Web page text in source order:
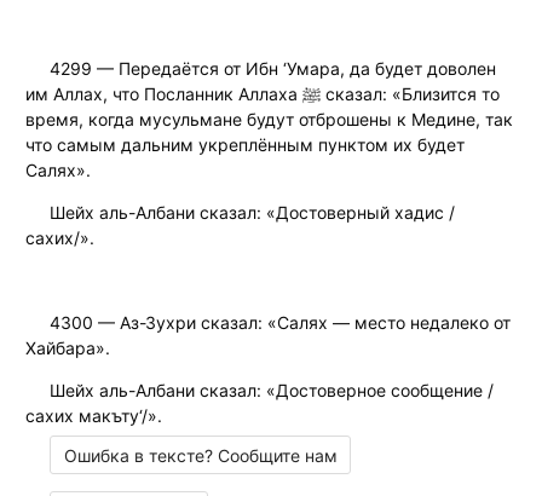
4299 — Передаётся от Ибн ‘Умара, да будет доволен
им Аллах, что Посланник Аллаха ﷺ сказал: «Близится то
время, когда мусульмане будут отброшены к Медине, так
что самым дальним укреплённым пунктом их будет
Салях».
Шейх аль-Албани сказал: «Достоверный хадис /
сахих/».
4300 — Аз-Зухри сказал: «Салях — место недалеко от
Хайбара».
Шейх аль-Албани сказал: «Достоверное сообщение /
сахих макъту‘/».
Ошибка в тексте? Сообщите нам